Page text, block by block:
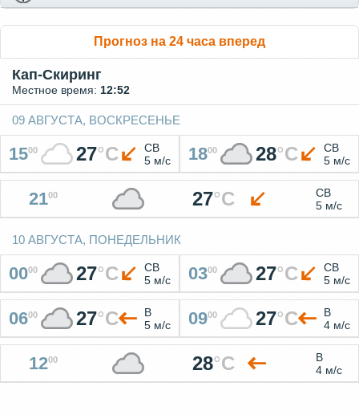
Прогноз на 24 часа вперед
Кап-Скиринг
Местное время: 12:52
09 АВГУСТА, ВОСКРЕСЕНЬЕ
1500 27°C
СВ
5 м/с
1800 28°C
СВ
5 м/с
2100 27°C
СВ
5 м/с
10 АВГУСТА, ПОНЕДЕЛЬНИК
0000 27°C
СВ
5 м/с
0300 27°C
СВ
5 м/с
0600 27°C
В
5 м/с
0900 27°C
В
4 м/с
1200 28°C
В
4 м/с